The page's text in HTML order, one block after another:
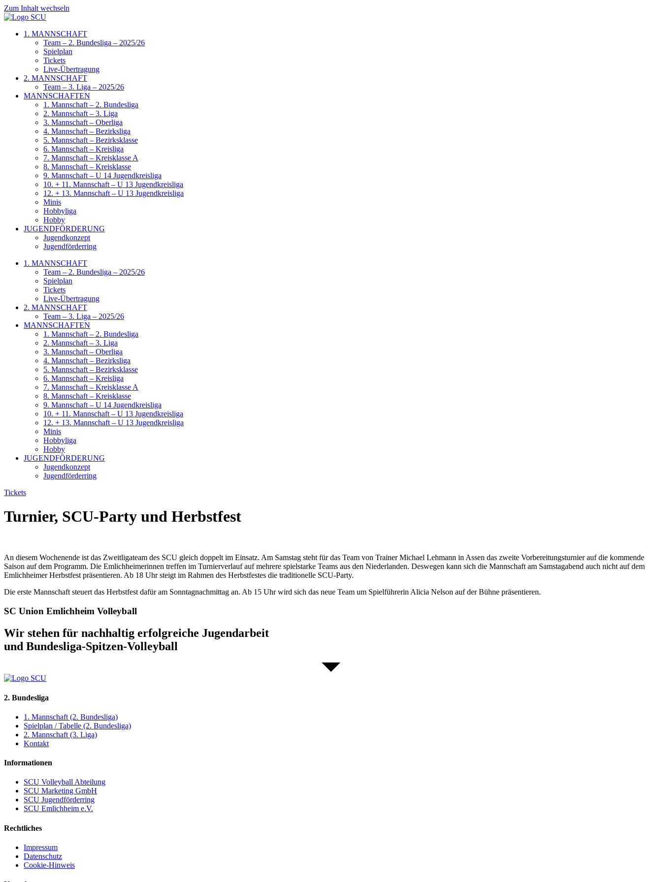
Zum Inhalt wechseln
1. MANNSCHAFT
Team – 2. Bundesliga – 2025/26
Spielplan
Tickets
Live-Übertragung
2. MANNSCHAFT
Team – 3. Liga – 2025/26
MANNSCHAFTEN
1. Mannschaft – 2. Bundesliga
2. Mannschaft – 3. Liga
3. Mannschaft – Oberliga
4. Mannschaft – Bezirksliga
5. Mannschaft – Bezirksklasse
6. Mannschaft – Kreisliga
7. Mannschaft – Kreisklasse A
8. Mannschaft – Kreisklasse
9. Mannschaft – U 14 Jugendkreisliga
10. + 11. Mannschaft – U 13 Jugendkreisliga
12. + 13. Mannschaft – U 13 Jugendkreisliga
Minis
Hobbyliga
Hobby
JUGENDFÖRDERUNG
Jugendkonzept
Jugendförderring
1. MANNSCHAFT
Team – 2. Bundesliga – 2025/26
Spielplan
Tickets
Live-Übertragung
2. MANNSCHAFT
Team – 3. Liga – 2025/26
MANNSCHAFTEN
1. Mannschaft – 2. Bundesliga
2. Mannschaft – 3. Liga
3. Mannschaft – Oberliga
4. Mannschaft – Bezirksliga
5. Mannschaft – Bezirksklasse
6. Mannschaft – Kreisliga
7. Mannschaft – Kreisklasse A
8. Mannschaft – Kreisklasse
9. Mannschaft – U 14 Jugendkreisliga
10. + 11. Mannschaft – U 13 Jugendkreisliga
12. + 13. Mannschaft – U 13 Jugendkreisliga
Minis
Hobbyliga
Hobby
JUGENDFÖRDERUNG
Jugendkonzept
Jugendförderring
Tickets
Turnier, SCU-Party und Herbstfest
An diesem Wochenende ist das Zweitligateam des SCU gleich doppelt im Einsatz. Am Samstag steht für das Team von Trainer Michael Lehmann in Assen das zweite Vorbereitungsturnier auf die kommende
Saison auf dem Programm. Die Emlichheimerinnen treffen im Turnierverlauf auf mehrere spielstarke Teams aus den Niederlanden. Deswegen kann sich die Mannschaft am Samstagabend auch nicht auf dem
Emlichheimer Herbstfest präsentieren. Ab 18 Uhr steigt im Rahmen des Herbstfestes die traditionelle SCU-Party.
Die erste Mannschaft steuert das Herbstfest dafür am Sonntagnachmittag an. Ab 15 Uhr wird sich das neue Team um Spielführerin Alicia Nelson auf der Bühne präsentieren.
SC Union Emlichheim Volleyball
Wir stehen für nachhaltig erfolgreiche Jugendarbeit
und Bundesliga-Spitzen-Volleyball
2. Bundesliga
1. Mannschaft (2. Bundesliga)
Spielplan / Tabelle (2. Bundesliga)
2. Mannschaft (3. Liga)
Kontakt
Informationen
SCU Volleyball Abteilung
SCU Marketing GmbH
SCU Jugendförderring
SCU Emlichheim e.V.
Rechtliches
Impressum
Datenschutz
Cookie-Hinweis